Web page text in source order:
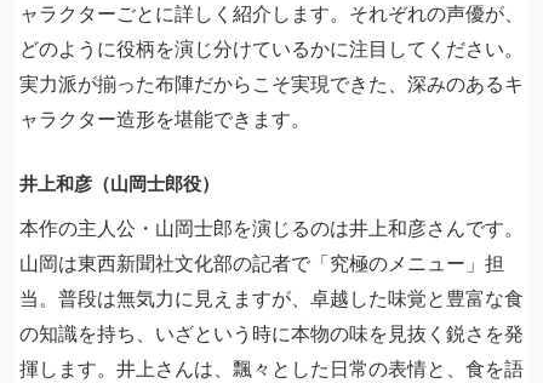
ャラクターごとに詳しく紹介します。それぞれの声優が、
どのように役柄を演じ分けているかに注目してください。
実力派が揃った布陣だからこそ実現できた、深みのあるキ
ャラクター造形を堪能できます。
井上和彦（山岡士郎役）
本作の主人公・山岡士郎を演じるのは井上和彦さんです。
山岡は東西新聞社文化部の記者で「究極のメニュー」担
当。普段は無気力に見えますが、卓越した味覚と豊富な食
の知識を持ち、いざという時に本物の味を見抜く鋭さを発
揮します。井上さんは、飄々とした日常の表情と、食を語